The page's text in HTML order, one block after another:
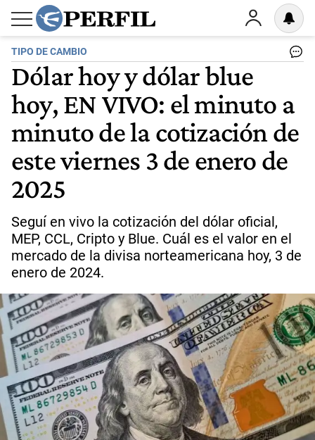
TIPO DE CAMBIO
Dólar hoy y dólar blue
hoy, EN VIVO: el minuto a
minuto de la cotización de
este viernes 3 de enero de
2025
Seguí en vivo la cotización del dólar oficial,
MEP, CCL, Cripto y Blue. Cuál es el valor en el
mercado de la divisa norteamericana hoy, 3 de
enero de 2024.